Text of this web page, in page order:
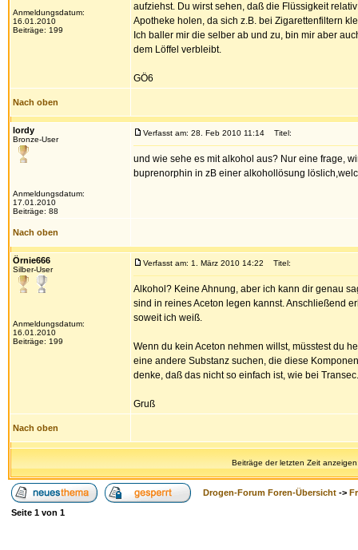
Anmeldungsdatum:
16.01.2010
Beiträge: 199
aufziehst. Du wirst sehen, daß die Flüssigkeit
Apotheke holen, da sich z.B. bei Zigarettenfiltern
Ich baller mir die selber ab und zu, bin mir aber
dem Löffel verbleibt.
GÖ6
Nach oben
lordy
Bronze-User
Anmeldungsdatum:
17.01.2010
Beiträge: 88
Verfasst am: 28. Feb 2010 11:14 Titel:
und wie sehe es mit alkohol aus? Nur eine frage,
buprenorphin in zB einer alkohollösung
Nach oben
Örnie666
Silber-User
Anmeldungsdatum:
16.01.2010
Beiträge: 199
Verfasst am: 1. März 2010 14:22 Titel:
Alkohol? Keine Ahnung, aber ich kann dir genau
sind in reines Aceton legen kannst. Anschließend
soweit ich weiß.
Wenn du kein Aceton nehmen willst, müsstest du
eine andere Substanz suchen, die diese
denke, daß das nicht so einfach ist, wie bei
Gruß
Nach oben
Beiträge der letzten Zeit
Drogen-Forum Foren-Übersicht ->
Seite 1 von 1